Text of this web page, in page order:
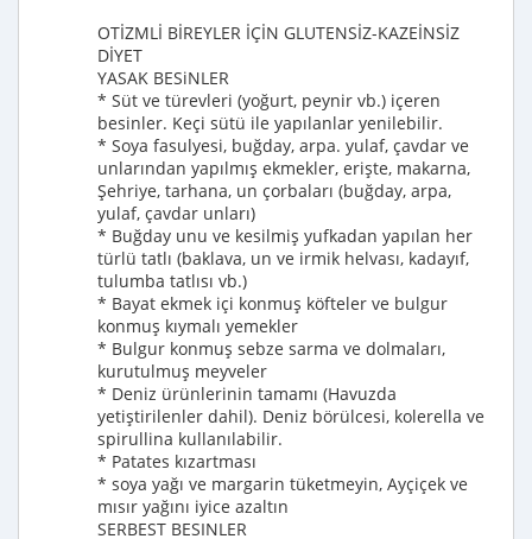
OTİZMLİ BİREYLER İÇİN GLUTENSİZ-KAZEİNSİZ
DİYET
YASAK BESiNLER
* Süt ve türevleri (yoğurt, peynir vb.) içeren
besinler. Keçi sütü ile yapılanlar yenilebilir.
* Soya fasulyesi, buğday, arpa. yulaf, çavdar ve
unlarından yapılmış ekmekler, erişte, makarna,
Şehriye, tarhana, un çorbaları (buğday, arpa,
yulaf, çavdar unları)
* Buğday unu ve kesilmiş yufkadan yapılan her
türlü tatlı (baklava, un ve irmik helvası, kadayıf,
tulumba tatlısı vb.)
* Bayat ekmek içi konmuş köfteler ve bulgur
konmuş kıymalı yemekler
* Bulgur konmuş sebze sarma ve dolmaları,
kurutulmuş meyveler
* Deniz ürünlerinin tamamı (Havuzda
yetiştirilenler dahil). Deniz börülcesi, kolerella ve
spirullina kullanılabilir.
* Patates kızartması
* soya yağı ve margarin tüketmeyin, Ayçiçek ve
mısır yağını iyice azaltın
SERBEST BESINLER